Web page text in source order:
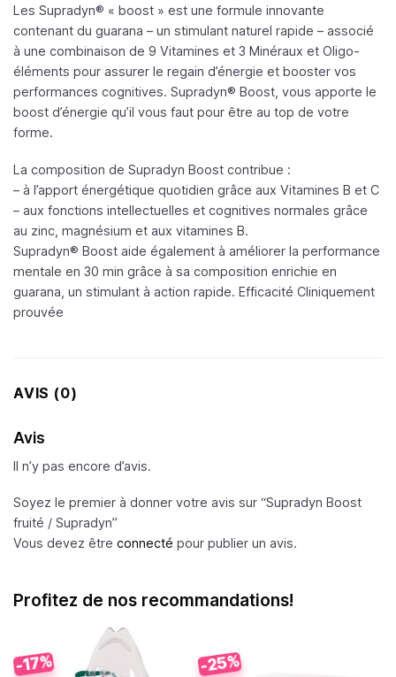
Les Supradyn® « boost » est une formule innovante
contenant du guarana – un stimulant naturel rapide – associé
à une combinaison de 9 Vitamines et 3 Minéraux et Oligo-
éléments pour assurer le regain d’énergie et booster vos
performances cognitives. Supradyn® Boost, vous apporte le
boost d’énergie qu’il vous faut pour être au top de votre
forme.
La composition de Supradyn Boost contribue :
– à l’apport énergétique quotidien grâce aux Vitamines B et C
– aux fonctions intellectuelles et cognitives normales grâce
au zinc, magnésium et aux vitamines B.
Supradyn® Boost aide également à améliorer la performance
mentale en 30 min grâce à sa composition enrichie en
guarana, un stimulant à action rapide. Efficacité Cliniquement
prouvée
AVIS (0)
Avis
Il n’y pas encore d’avis.
Soyez le premier à donner votre avis sur “Supradyn Boost
fruité / Supradyn”
Vous devez être connecté pour publier un avis.
Profitez de nos recommandations!
-17% -25%